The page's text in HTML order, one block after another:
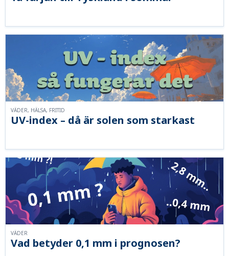
UV-index – då är solen som starkast
VÄDER, HÄLSA, FRITID
Vad betyder 0,1 mm i prognosen?
VÄDER